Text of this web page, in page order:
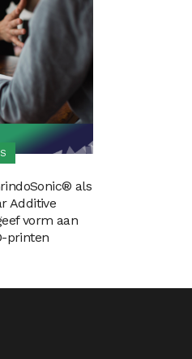
als
Additive
vorm aan
printen